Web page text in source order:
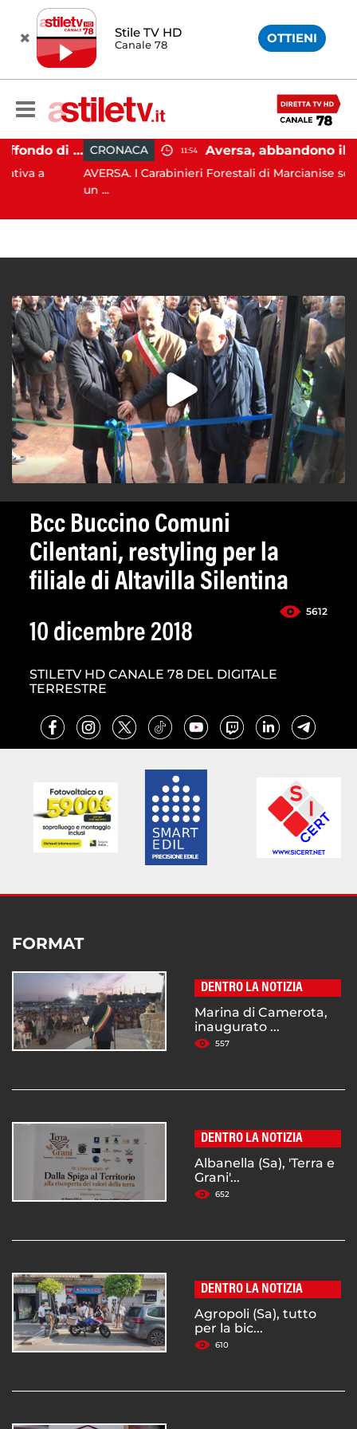
Stile TV HD
Canale 78 OTTIENI
Capaccio Paestum, affondo di Forza Italia: "Paolino è arrivato al capolinea"
a
CRONACA 11:54
AVERSA. I Carabinieri Forestali di Marcianise
Bcc Buccino Comuni
Cilentani, restyling per la
filiale di Altavilla Silentina
5612
10 dicembre 2018
STILETV HD CANALE 78 DEL DIGITALE
TERRESTRE
FORMAT
DENTRO LA NOTIZIA
Marina di Camerota,
inaugurato ...
557
DENTRO LA NOTIZIA
Albanella (Sa), 'Terra e
Grani'...
652
DENTRO LA NOTIZIA
Agropoli (Sa), tutto
per la bic...
610